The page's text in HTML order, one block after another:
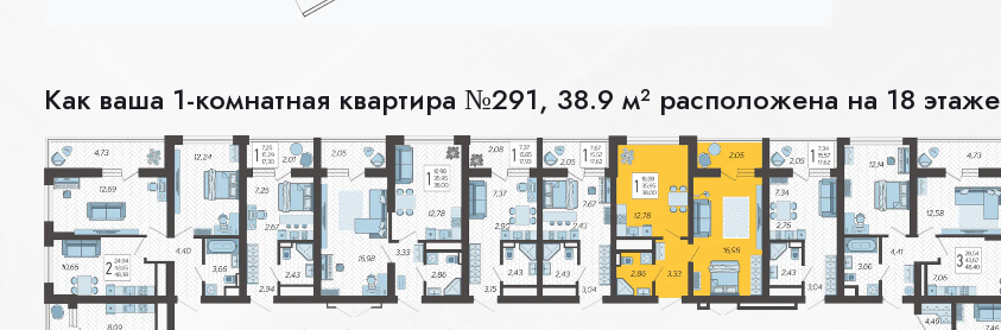
Как ваша 1-комнатная квартира №291, 38.9 м² расположена на 18 этаже